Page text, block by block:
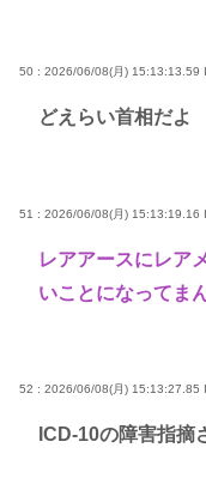
50 : 2026/06/08(月) 15:13:13.59
どえらい首相だよ
51 : 2026/06/08(月) 15:13:19.16
レアアースにレア
いことになってま
52 : 2026/06/08(月) 15:13:27.85
ICD-10の障害指摘